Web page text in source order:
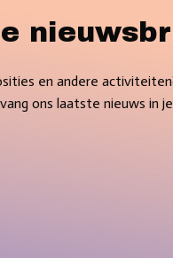
en andere
ons laatste nieuws in